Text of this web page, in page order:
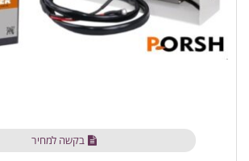
בקשה למחיר